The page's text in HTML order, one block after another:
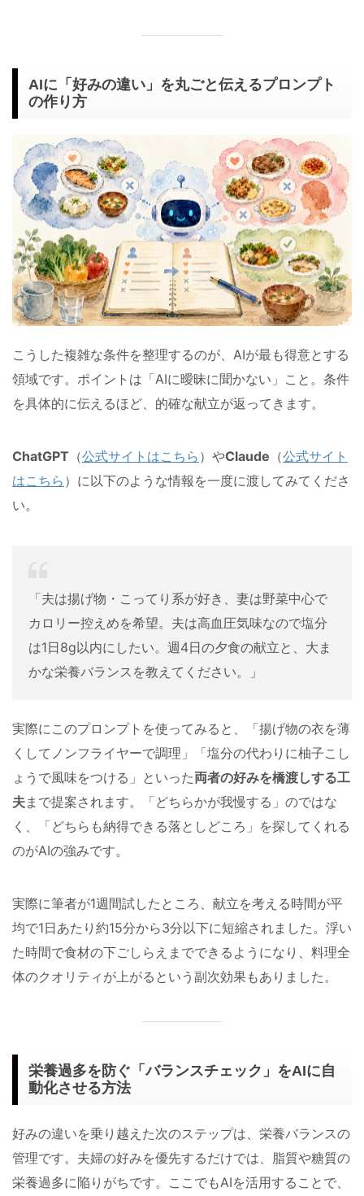
AIに「好みの違い」を丸ごと伝えるプロンプト
の作り方
こうした複雑な条件を整理するのが、AIが最も得意とする
領域です。ポイントは「AIに曖昧に聞かない」こと。条件
を具体的に伝えるほど、的確な献立が返ってきます。
ChatGPT （公式サイトはこちら ）やClaude （公式サイト
はこちら ）に以下のような情報を一度に渡してみてくださ
い。
「夫は揚げ物・こってり系が好き、妻は野菜中心で
カロリー控えめを希望。夫は高血圧気味なので塩分
は1日8g以内にしたい。週4日の夕食の献立と、大ま
かな栄養バランスを教えてください。」
実際にこのプロンプトを使ってみると、「揚げ物の衣を薄
くしてノンフライヤーで調理」「塩分の代わりに柚子こし
ょうで風味をつける」といった両者の好みを橋渡しする工
夫まで提案されます。「どちらかが我慢する」のではな
く、「どちらも納得できる落としどころ」を探してくれる
のがAIの強みです。
実際に筆者が1週間試したところ、献立を考える時間が平
均で1日あたり約15分から3分以下に短縮されました。浮い
た時間で食材の下ごしらえまでできるようになり、料理全
体のクオリティが上がるという副次効果もありました。
栄養過多を防ぐ「バランスチェック」をAIに自
動化させる方法
好みの違いを乗り越えた次のステップは、栄養バランスの
管理です。夫婦の好みを優先するだけでは、脂質や糖質の
栄養過多に陥りがちです。ここでもAIを活用することで、